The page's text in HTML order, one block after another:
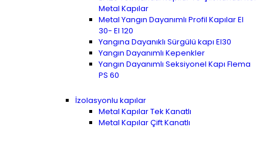
Metal Kapılar
Metal Yangın Dayanımlı Profil Kapılar EI
30- EI 120
Yangına Dayanıklı Sürgülü kapı EI30
Yangın Dayanımlı Kepenkler
Yangın Dayanımlı Seksiyonel Kapı Flema
PS 60
İzolasyonlu kapılar
Metal Kapılar Tek Kanatlı
Metal Kapılar Çift Kanatlı